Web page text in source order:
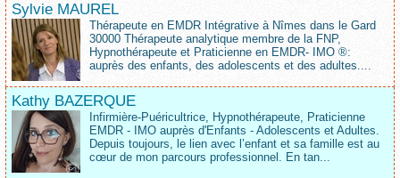
Sylvie MAUREL
Thérapeute en EMDR Intégrative à Nîmes dans le Gard
30000 Thérapeute analytique membre de la FNP,
Hypnothérapeute et Praticienne en EMDR- IMO ®:
auprès des enfants, des adolescents et des adultes....
Kathy BAZERQUE
Infirmière-Puéricultrice, Hypnothérapeute, Praticienne
EMDR - IMO auprès d'Enfants - Adolescents et Adultes.
Depuis toujours, le lien avec l’enfant et sa famille est au
cœur de mon parcours professionnel. En tan...